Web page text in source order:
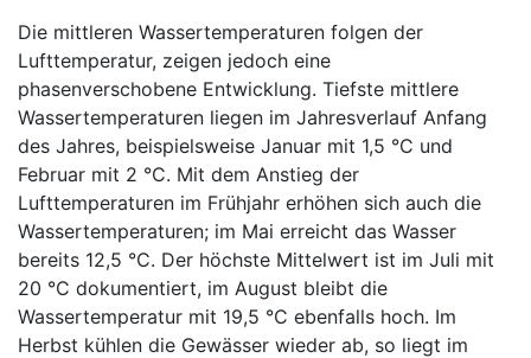
Die mittleren Wassertemperaturen folgen der
Lufttemperatur, zeigen jedoch eine
phasenverschobene Entwicklung. Tiefste mittlere
Wassertemperaturen liegen im Jahresverlauf Anfang
des Jahres, beispielsweise Januar mit 1,5 °C und
Februar mit 2 °C. Mit dem Anstieg der
Lufttemperaturen im Frühjahr erhöhen sich auch die
Wassertemperaturen; im Mai erreicht das Wasser
bereits 12,5 °C. Der höchste Mittelwert ist im Juli mit
20 °C dokumentiert, im August bleibt die
Wassertemperatur mit 19,5 °C ebenfalls hoch. Im
Herbst kühlen die Gewässer wieder ab, so liegt im